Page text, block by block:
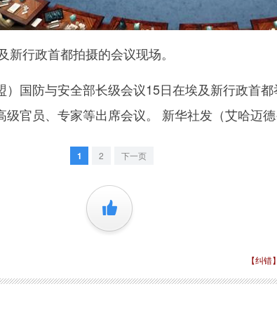
行政首都拍摄的会议现场。
国防与安全部长级会议15日在埃及新行政首都
官员、专家等出席会议。 新华社发（艾哈迈德·
1 2 下一页
+1
【纠错】